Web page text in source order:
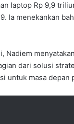
laptop Rp 9,9
Ia menekankan
Nadiem
dari solusi
untuk masa depan